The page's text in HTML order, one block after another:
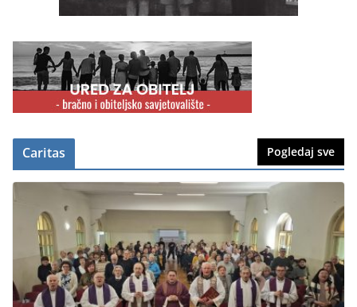
Caritas Pogledaj sve